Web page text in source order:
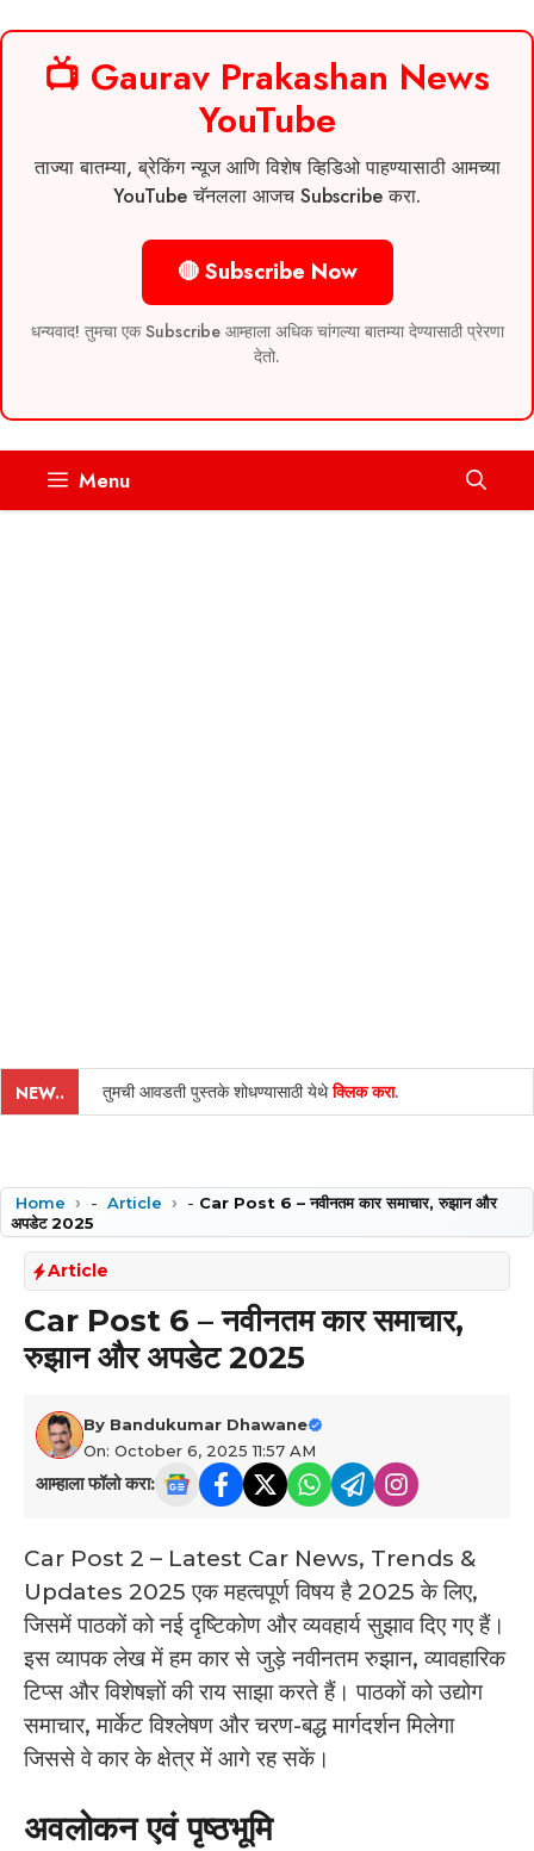
📺 Gaurav Prakashan News
YouTube
ताज्या बातम्या, ब्रेकिंग न्यूज आणि विशेष व्हिडिओ पाहण्यासाठी आमच्या
YouTube चॅनलला आजच Subscribe करा.
🔴 Subscribe Now
धन्यवाद! तुमचा एक Subscribe आम्हाला अधिक चांगल्या बातम्या देण्यासाठी प्रेरणा
देतो.
Menu
NEW.. तुमची आवडती पुस्तके शोधण्यासाठी येथेक्लिक करा.
Home - Article - Car Post 6 – नवीनतम कार समाचार, रुझान और
अपडेट 2025
Article
Car Post 6 – नवीनतम कार समाचार,
रुझान और अपडेट 2025
By Bandukumar Dhawane
On: October 6, 2025 11:57 AM
आम्हाला फॉलो करा:
Car Post 2 – Latest Car News, Trends &
Updates 2025 एक महत्वपूर्ण विषय है 2025 के लिए,
जिसमें पाठकों को नई दृष्टिकोण और व्यवहार्य सुझाव दिए गए हैं।
इस व्यापक लेख में हम कार से जुड़े नवीनतम रुझान, व्यावहारिक
टिप्स और विशेषज्ञों की राय साझा करते हैं। पाठकों को उद्योग
समाचार, मार्केट विश्लेषण और चरण-बद्ध मार्गदर्शन मिलेगा
जिससे वे कार के क्षेत्र में आगे रह सकें।
अवलोकन एवं पृष्ठभूमि